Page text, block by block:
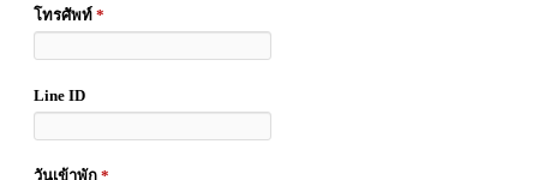
โทรศัพท์ *
Line ID
วันเข้าพัก *